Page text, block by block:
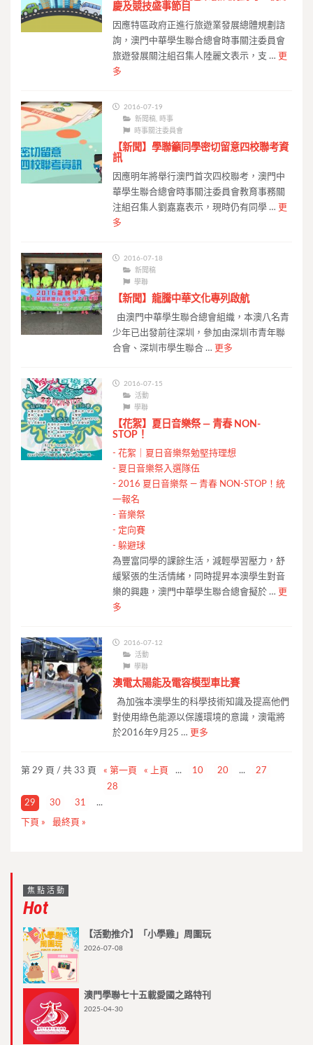
慶及競技盛事節目
因應特區政府正進行旅遊業發展總體規劃諮
詢，澳門中華學生聯合總會時事關注委員會
旅遊發展關注組召集人陸麗文表示，支 … 更
多
2016-07-19
新聞稿, 時事
時事關注委員會
【新聞】學聯籲同學密切留意四校聯考資
訊
因應明年將舉行澳門首次四校聯考，澳門中
華學生聯合總會時事關注委員會教育事務關
注組召集人劉嘉嘉表示，現時仍有同學 … 更
多
2016-07-18
新聞稿
學聯
【新聞】龍騰中華文化專列啟航
由澳門中華學生聯合總會組織，本澳八名青
少年已出發前往深圳，參加由深圳市青年聯
合會、深圳市學生聯合 … 更多
2016-07-15
活動
學聯
【花絮】夏日音樂祭 — 青春 NON-
STOP！
- 花絮｜夏日音樂祭勉堅持理想
- 夏日音樂祭入選隊伍
- 2016 夏日音樂祭 — 青春 NON-STOP！統
一報名
- 音樂祭
- 定向賽
- 躲避球
為豐富同學的課餘生活，減輕學習壓力，舒
緩緊張的生活情緒，同時提昇本澳學生對音
樂的興趣，澳門中華學生聯合總會擬於 … 更
多
2016-07-12
活動
學聯
澳電太陽能及電容模型車比賽
為加強本澳學生的科學技術知識及提高他們
對使用綠色能源以保護環境的意識，澳電將
於2016年9月25 … 更多
第 29 頁 / 共 33 頁 « 第一頁 « 上頁 ... 10 20 ...
27
28
29
30 31 ...
下頁 » 最終頁 »
焦點活動
Hot
【活動推介】「小學雞」周圍玩
2026-07-08
澳門學聯七十五載愛國之路特刊
2025-04-30